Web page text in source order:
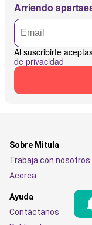
Arriendo
Al suscribirte
de privacidad
Sobre Mitula
Trabaja con nosotros
Acerca
Ayuda
Contáctanos